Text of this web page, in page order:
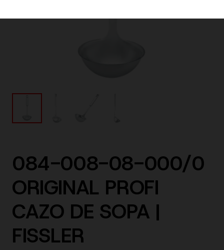
084-008-08-000/0
ORIGINAL PROFI
CAZO DE SOPA |
FISSLER